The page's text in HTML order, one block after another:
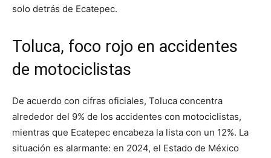
solo detrás de Ecatepec.
Toluca, foco rojo en accidentes
de motociclistas
De acuerdo con cifras oficiales, Toluca concentra
alrededor del 9% de los accidentes con motociclistas,
mientras que Ecatepec encabeza la lista con un 12%. La
situación es alarmante: en 2024, el Estado de México